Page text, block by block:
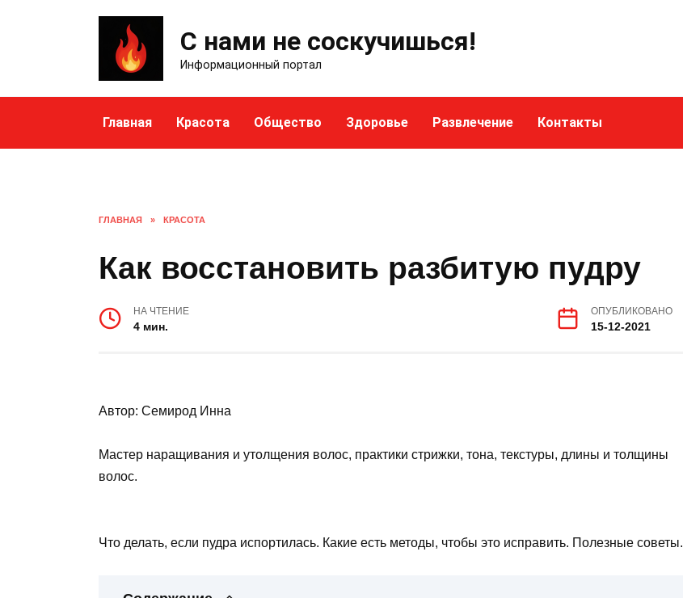
С нами не соскучишься!
Информационный портал
Главная Красота Общество Здоровье Развлечение Контакты
ГЛАВНАЯ » КРАСОТА
Как восстановить разбитую пудру
НА ЧТЕНИЕ
4 мин.
ОПУБЛИКОВАНО
15-12-2021
Автор: Семирод Инна
Мастер наращивания и утолщения волос, практики стрижки, тона, текстуры, длины и толщины
волос.
Что делать, если пудра испортилась. Какие есть методы, чтобы это исправить. Полезные советы.